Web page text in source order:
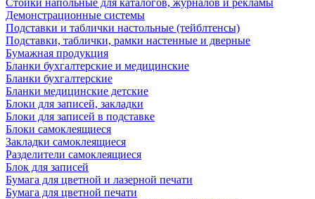
Стойки напольные для каталогов, журналов и рекламы
Демонстрационные системы
Подставки и таблички настольные (тейблтенсы)
Подставки, таблички, рамки настенные и дверные
Бумажная продукция
Бланки бухгалтерские и медицинские
Бланки бухгалтерские
Бланки медицинские детские
Блоки для записей, закладки
Блоки для записей в подставке
Блоки самоклеящиеся
Закладки самоклеящиеся
Разделители самоклеящиеся
Блок для записей
Бумага для цветной и лазерной печати
Бумага для цветной печати